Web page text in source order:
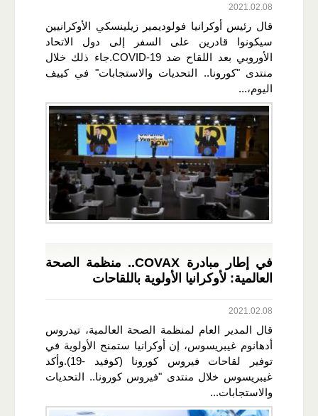
2021.02.08
قال رئيس أوكرانيا فولوديمير زيلينسكي الأوكرانيين
سيكونوا قادرين على السفر إلى دول الاتحاد
الأوروبي بعد اللقاح ضد COVID-19.جاء ذلك خلال
منتدى "كورونا.. التحديات والاستجابات" في كييف
اليوم،...
في إطار مبادرة COVAX.. منظمة الصحة
العالمية: لأوكرانيا الأولوية باللقاحات
2021.02.08
قال المدير العام لمنظمة الصحة العالمية، تيدروس
أدهانوم غيبريسوس، إن أوكرانيا ستمنح الأولوية في
توفير لقاحات فيروس كورونا (كوفيد -19).وأكد
غيبريسوس خلال منتدى "فيروس كورونا.. التحديات
والاستجابات...